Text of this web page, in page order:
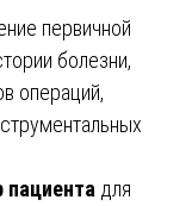
первичной
болезни,
операций,
пациента для